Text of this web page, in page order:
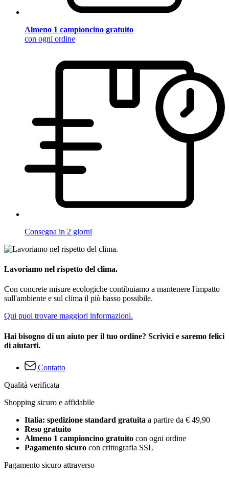
Almeno 1 campioncino gratuito
con ogni ordine
Consegna in 2 giorni
Lavoriamo nel rispetto del clima.
Con concrete misure ecologiche contibuiamo a mantenere l'impatto
sull'ambiente e sul clima il più basso possibile.
Qui puoi trovare maggiori informazioni.
Hai bisogno di un aiuto per il tuo ordine? Scrivici e saremo felici
di aiutarti.
Contatto
Qualità verificata
Shopping sicuro e affidabile
Italia: spedizione standard gratuita a partire da € 49,90
Reso gratuito
Almeno 1 campioncino gratuito con ogni ordine
Pagamento sicuro con crittografia SSL
Pagamento sicuro attraverso